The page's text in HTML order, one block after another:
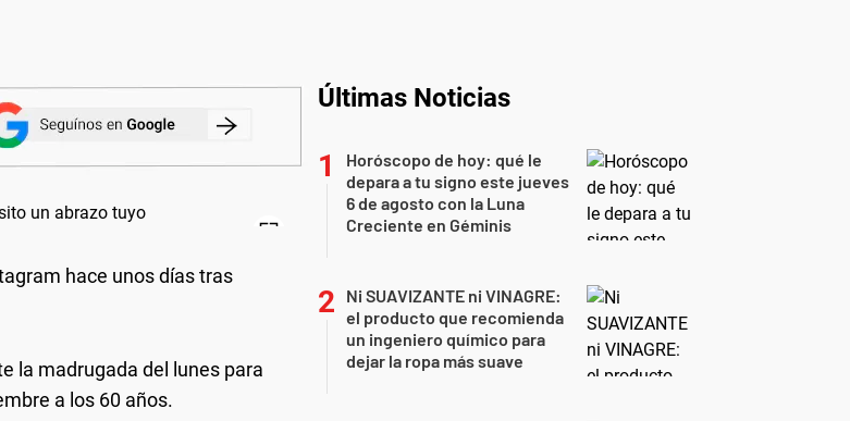
hace unos días tras
la madrugada del lunes para
a los 60 años.
Últimas Noticias
Horóscopo de hoy: qué le
depara a tu signo este jueves
6 de agosto con la Luna
Creciente en Géminis
Ni SUAVIZANTE ni VINAGRE:
el producto que recomienda
un ingeniero químico para
dejar la ropa más suave